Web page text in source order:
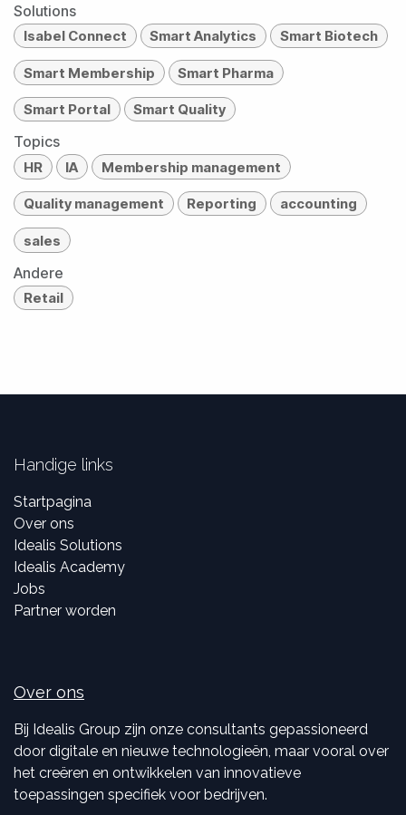
Solutions
Isabel Connect Smart Analytics Smart Biotech
Smart Membership Smart Pharma
Smart Portal Smart Quality
Topics
HR IA Membership management
Quality management Reporting accounting
sales
Andere
Retail
Handige links
Startpagina
Over ons
Idealis Solutions
Idealis Academy
Jobs
Partner worden
Over ons
Bij Idealis Group zijn onze consultants gepassioneerd
door digitale en nieuwe technologieën, maar vooral over
het creëren en ontwikkelen van innovatieve
toepassingen specifiek voor bedrijven.